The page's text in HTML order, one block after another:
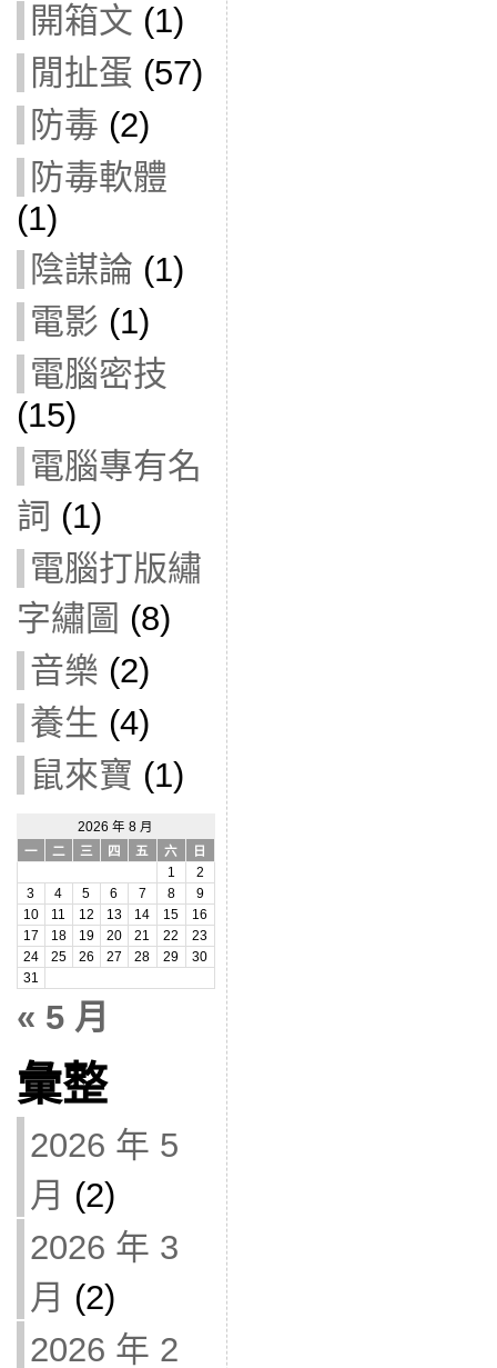
開箱文 (1)
閒扯蛋 (57)
防毒 (2)
防毒軟體
(1)
陰謀論 (1)
電影 (1)
電腦密技
(15)
電腦專有名
詞 (1)
電腦打版繡
字繡圖 (8)
音樂 (2)
養生 (4)
鼠來寶 (1)
2026 年 8 月
一
二 三 四 五 六
日
1
2
3
4 5 6 7 8
9
10
11 12 13 14 15
16
17
18 19 20 21 22
23
24
25 26 27 28 29
30
31
« 5 月
彙整
2026 年 5
月 (2)
2026 年 3
月 (2)
2026 年 2